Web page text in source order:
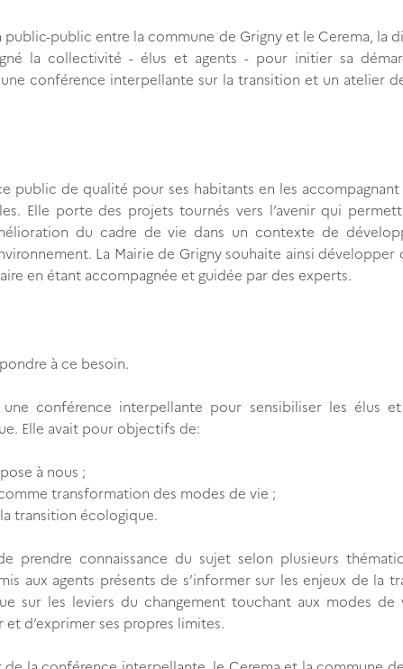
public entre la commune de Grigny et le Cerema, la
la collectivité - élus et agents - pour initier sa
conférence interpellante sur la transition et un atelier
public de qualité pour ses habitants en les
Elle porte des projets tournés vers l’avenir qui
du cadre de vie dans un contexte de
La Mairie de Grigny souhaite ainsi développer
en étant accompagnée et guidée par des experts.
à ce besoin.
conférence interpellante pour sensibiliser les élus
Elle avait pour objectifs de:
à nous ;
transformation des modes de vie ;
transition écologique.
prendre connaissance du sujet selon plusieurs
aux agents présents de s’informer sur les enjeux de la
sur les leviers du changement touchant aux modes de
d’exprimer ses propres limites.